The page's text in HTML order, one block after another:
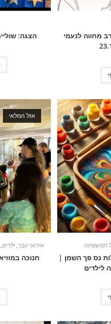
הצגה:
מחווה לנעמי
אזל המלאי
אירועי עבר,ילדים
חנוכה
המשפחה
נס פך השמן |
לילדים